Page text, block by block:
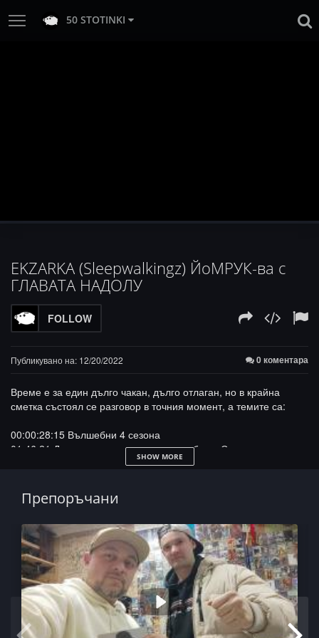
50 STOTINKI
EKZARKA (Sleepwalkingz) ЙоМРУК-ва с
ГЛАВАТА НАДОЛУ
FOLLOW
Публикувано на: 12/20/2022 0 коментара
Време е за един дълго чакан, дълго отлаган, но в крайна
сметка състоял се разговор в точния момент, а темите са:
00:00:28:15 Вълшебни 4 сезона
01:46:21 Детство мое, реално и вълшебно в Смолян
04:15 Първи срещи с хип хоп културата
- Sleepwalkingz ‘84 Hardcore
00:06:26 Проблемът с приемствеността между поколенията
10:21 Народни танци и Таекуондо
12:44 Jam On It
- Kurtis Blow в БГ си е постижение
- Jam On It 10 беше 10 дни
19:10 Брейкът на Олимпиада от 2024
- Ken Swift:https://bit.ly/3W38BD3
- Танц или спорт?
27:39 Има ли бойкоти при CREW-тата?
SHOW MORE
Препоръчани